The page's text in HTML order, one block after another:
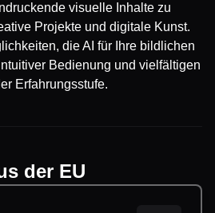
visuelle Inhalte zu
Projekte und digitale Kunst.
die AI für Ihre bildlichen
Bedienung und vielfältigen
Erfahrungsstufe.
der EU